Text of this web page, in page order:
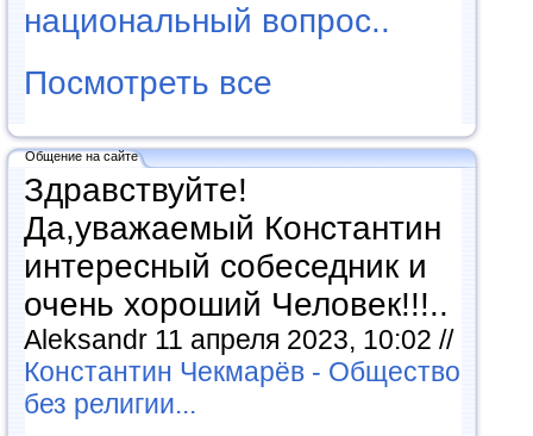
национальный вопрос..
Посмотреть все
Общение на сайте
Здравствуйте!
Да,уважаемый Константин
интересный собеседник и
очень хороший Человек!!!..
Aleksandr 11 апреля 2023, 10:02 //
Константин Чекмарёв - Общество
без религии...